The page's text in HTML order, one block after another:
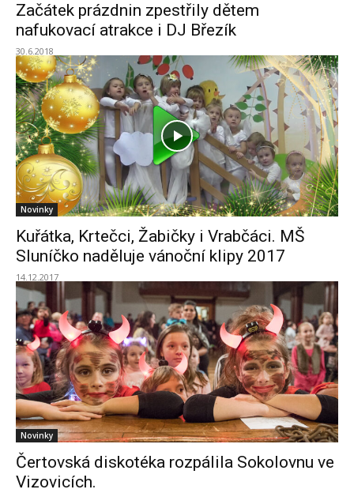
Začátek prázdnin zpestřily dětem
nafukovací atrakce i DJ Březík
30.6.2018
Novinky
Kuřátka, Krtečci, Žabičky i Vrabčáci. MŠ
Sluníčko naděluje vánoční klipy 2017
14.12.2017
Novinky
Čertovská diskotéka rozpálila Sokolovnu ve
Vizovicích.